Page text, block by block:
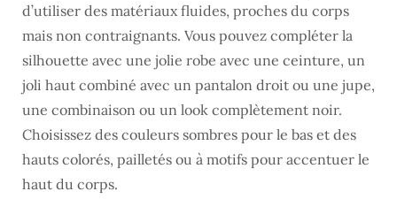
d’utiliser des matériaux fluides, proches du corps
mais non contraignants. Vous pouvez compléter la
silhouette avec une jolie robe avec une ceinture, un
joli haut combiné avec un pantalon droit ou une jupe,
une combinaison ou un look complètement noir.
Choisissez des couleurs sombres pour le bas et des
hauts colorés, pailletés ou à motifs pour accentuer le
haut du corps.